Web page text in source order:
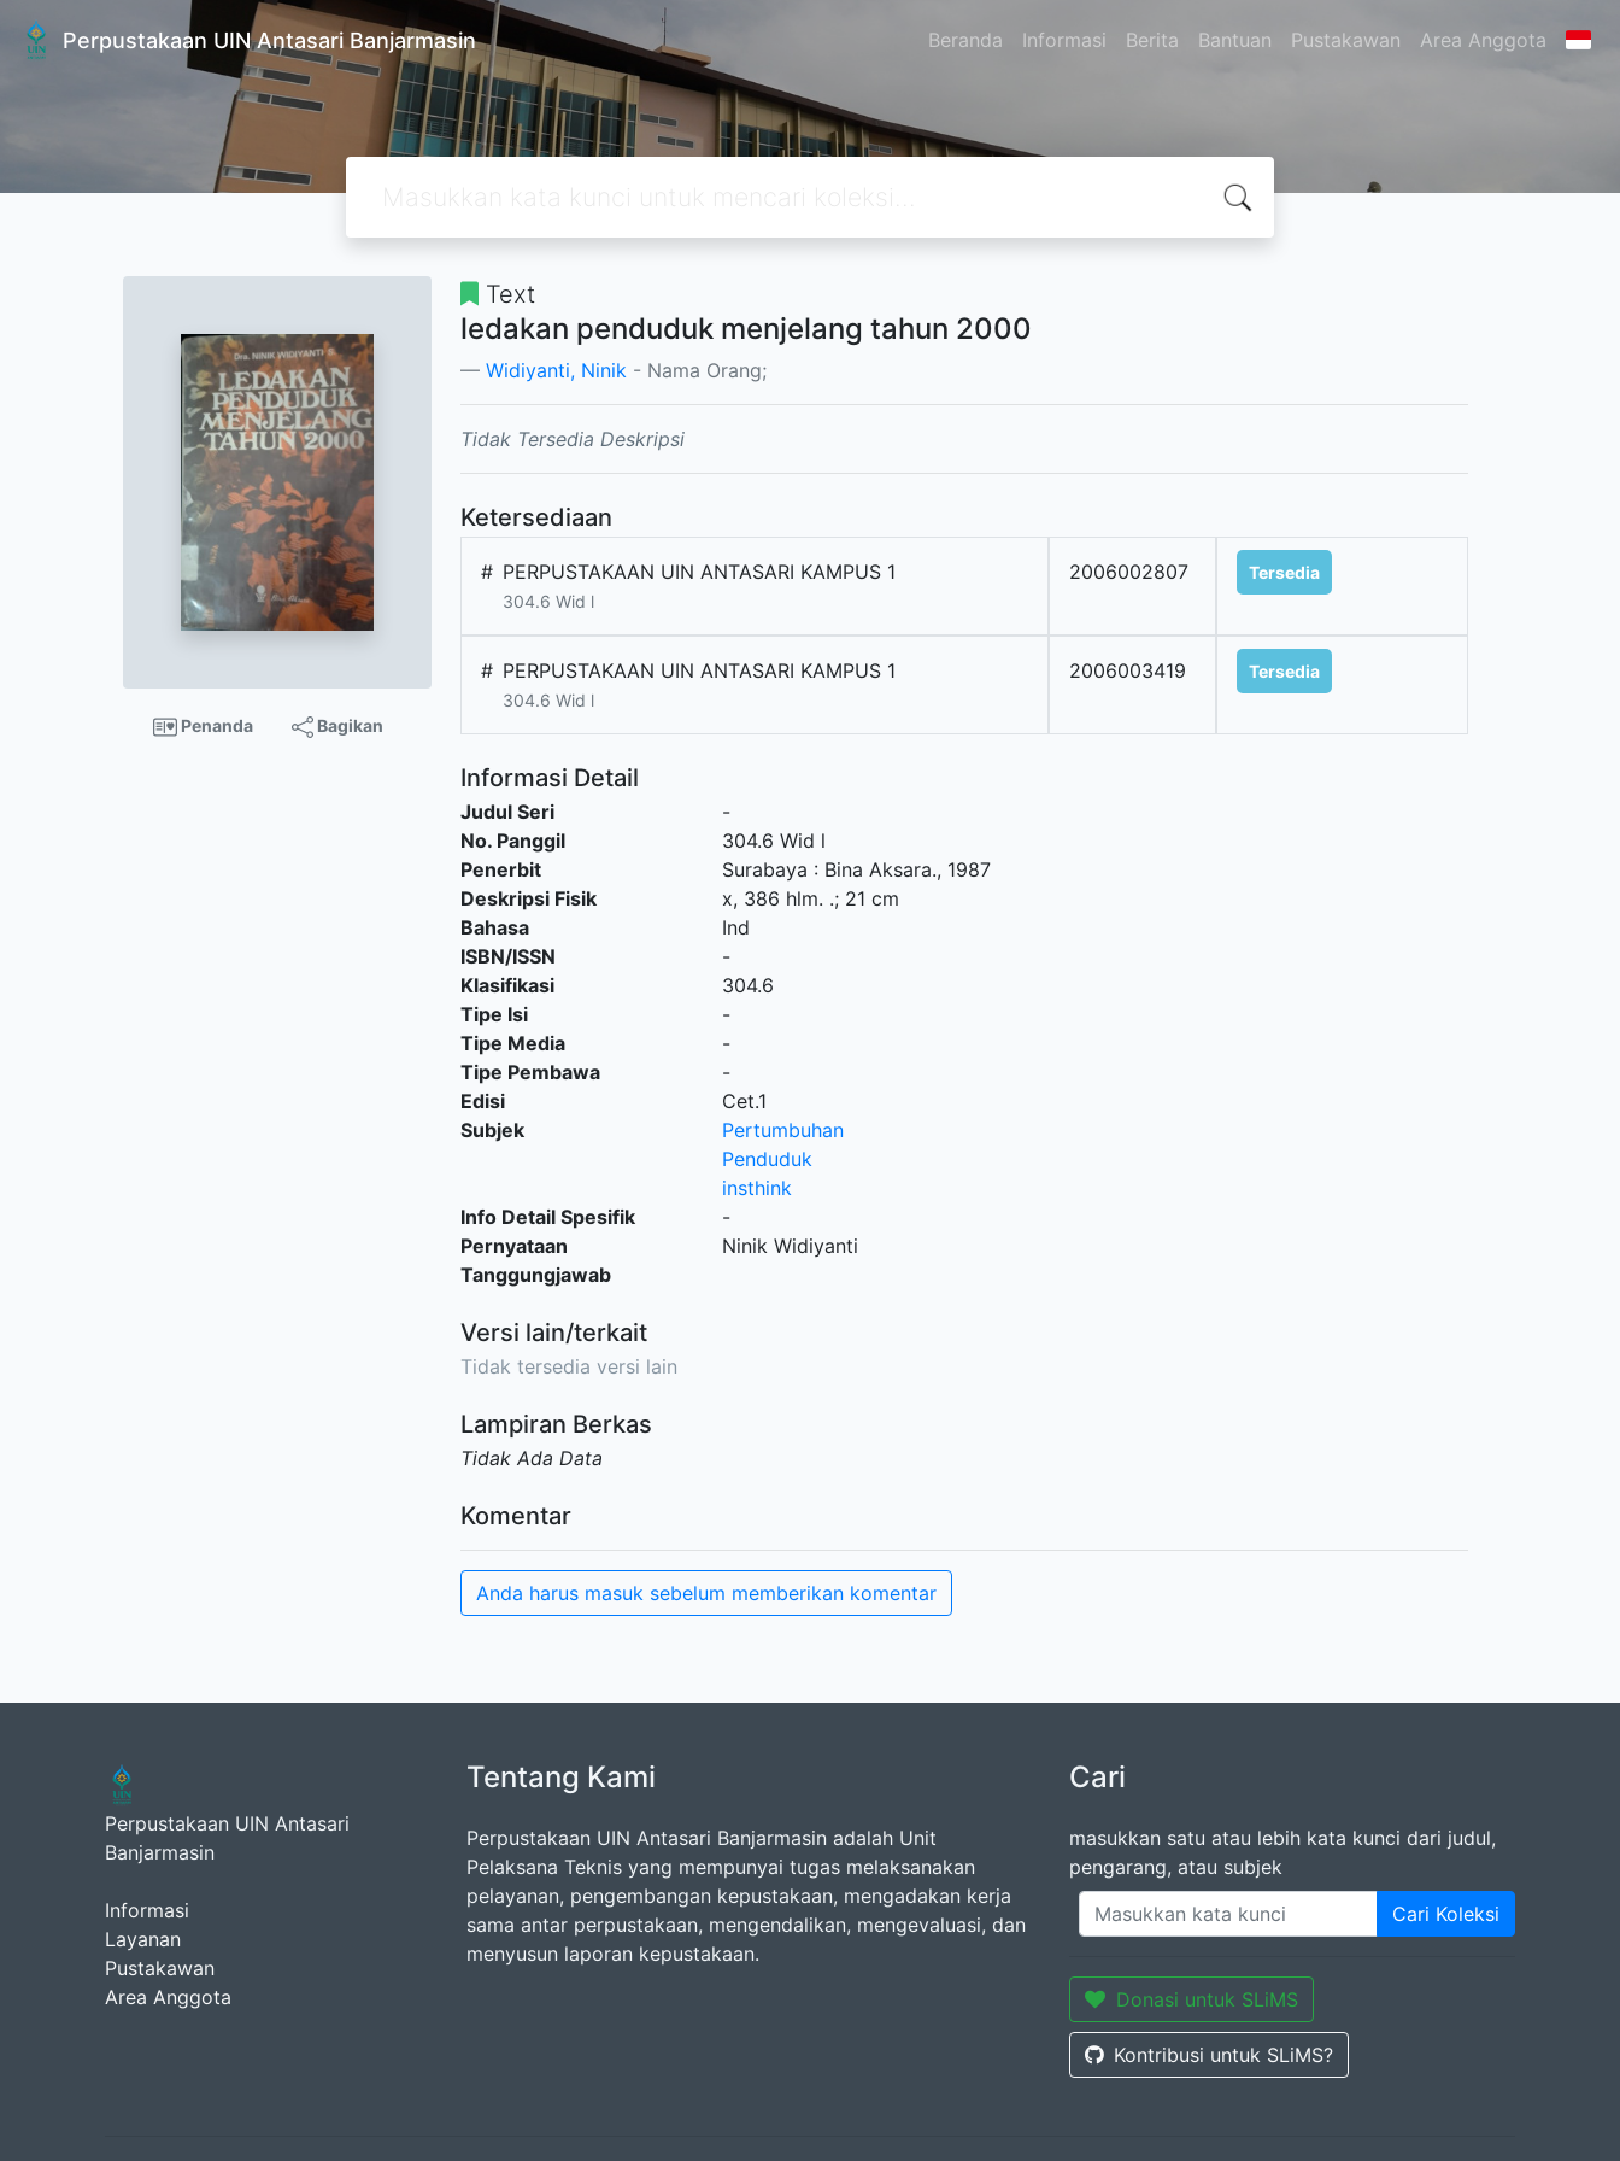
Perpustakaan UIN Antasari Banjarmasin Beranda Informasi Berita Bantuan Pustakawan Area Anggota
Penanda Bagikan
Text
ledakan penduduk menjelang tahun 2000
Widiyanti, Ninik - Nama Orang;
Tidak Tersedia Deskripsi
Ketersediaan
# PERPUSTAKAAN UIN ANTASARI KAMPUS 1
304.6 Wid l
2006002807 Tersedia
# PERPUSTAKAAN UIN ANTASARI KAMPUS 1
304.6 Wid l
2006003419 Tersedia
Informasi Detail
Judul Seri
-
No. Panggil
304.6 Wid l
Penerbit
Surabaya : Bina Aksara., 1987
Deskripsi Fisik
x, 386 hlm. .; 21 cm
Bahasa
Ind
ISBN/ISSN
-
Klasifikasi
304.6
Tipe Isi
-
Tipe Media
-
Tipe Pembawa
-
Edisi
Cet.1
Subjek
Pertumbuhan
Penduduk
insthink
Info Detail Spesifik
-
Pernyataan
Tanggungjawab
Ninik Widiyanti
Versi lain/terkait
Tidak tersedia versi lain
Lampiran Berkas
Tidak Ada Data
Komentar
Anda harus masuk sebelum memberikan komentar
Perpustakaan UIN Antasari
Banjarmasin
Informasi
Layanan
Pustakawan
Area Anggota
Tentang Kami
Perpustakaan UIN Antasari Banjarmasin adalah Unit
Pelaksana Teknis yang mempunyai tugas melaksanakan
pelayanan, pengembangan kepustakaan, mengadakan kerja
sama antar perpustakaan, mengendalikan, mengevaluasi, dan
menyusun laporan kepustakaan.
Cari
masukkan satu atau lebih kata kunci dari judul,
pengarang, atau subjek
Cari Koleksi
Donasi untuk SLiMS
Kontribusi untuk SLiMS?